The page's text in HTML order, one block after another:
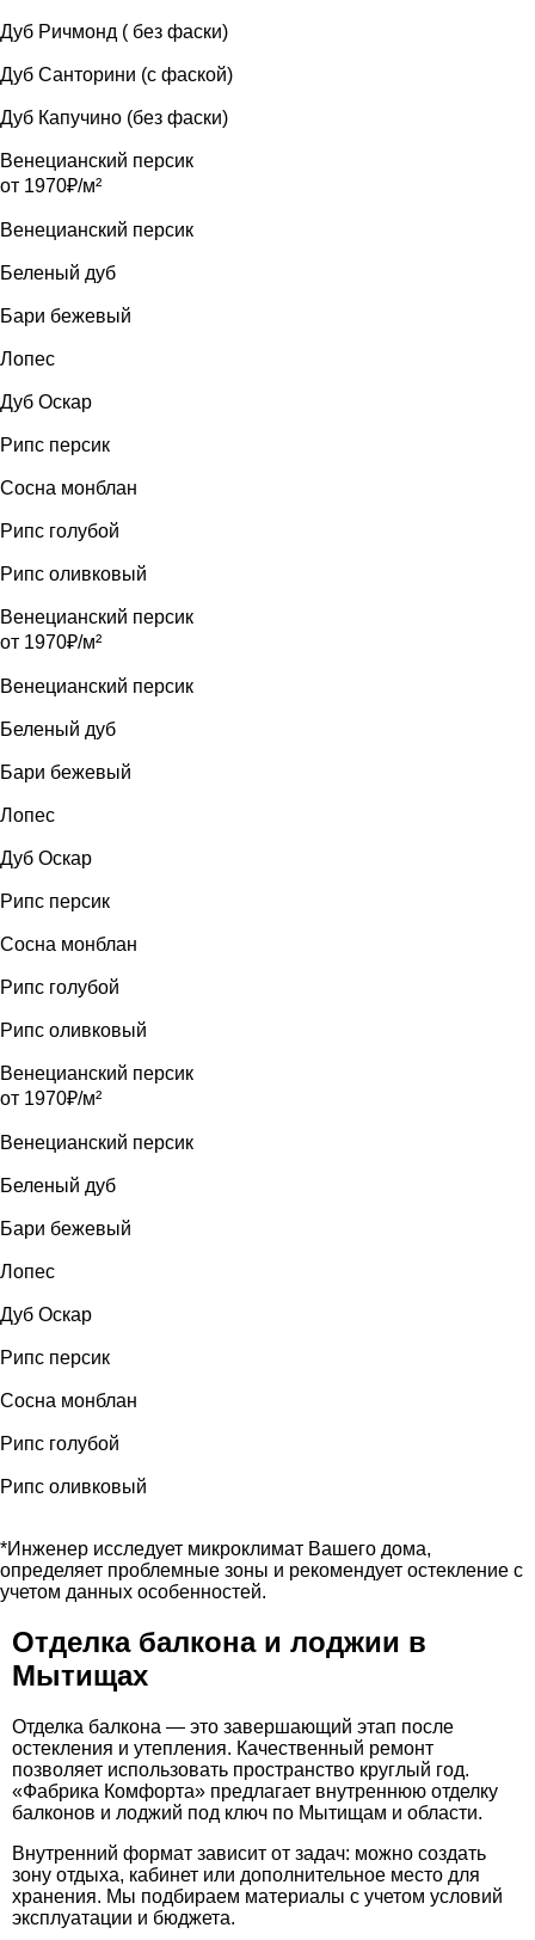
Дуб Ричмонд ( без фаски)
Дуб Санторини (с фаской)
Дуб Капучино (без фаски)
Венецианский персик
от 1970₽/м²
Венецианский персик
Беленый дуб
Бари бежевый
Лопес
Дуб Оскар
Рипс персик
Сосна монблан
Рипс голубой
Рипс оливковый
Венецианский персик
от 1970₽/м²
Венецианский персик
Беленый дуб
Бари бежевый
Лопес
Дуб Оскар
Рипс персик
Сосна монблан
Рипс голубой
Рипс оливковый
Венецианский персик
от 1970₽/м²
Венецианский персик
Беленый дуб
Бари бежевый
Лопес
Дуб Оскар
Рипс персик
Сосна монблан
Рипс голубой
Рипс оливковый
*Инженер исследует микроклимат Вашего дома,
определяет проблемные зоны и рекомендует остекление с
учетом данных особенностей.
Отделка балкона и лоджии в
Мытищах
Отделка балкона — это завершающий этап после
остекления и утепления. Качественный ремонт
позволяет использовать пространство круглый год.
«Фабрика Комфорта» предлагает внутреннюю отделку
балконов и лоджий под ключ по Мытищам и области.
Внутренний формат зависит от задач: можно создать
зону отдыха, кабинет или дополнительное место для
хранения. Мы подбираем материалы с учетом условий
эксплуатации и бюджета.